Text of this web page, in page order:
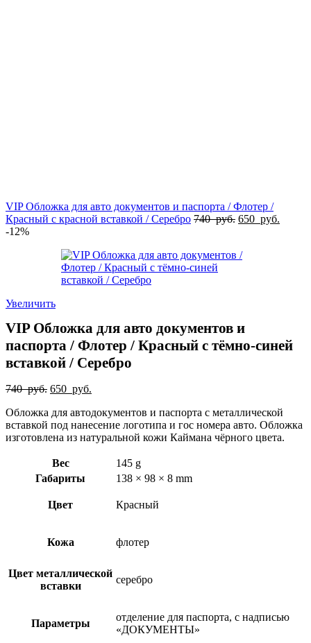
VIP Обложка для авто документов и паспорта / Флотер /
Красный с красной вставкой / Серебро 740руб. 650 руб.
-12%
Увеличить
VIP Обложка для авто документов и
паспорта / Флотер / Красный с тёмно-синей
вставкой / Серебро
740руб. 650 руб.
Обложка для автодокументов и паспорта с металлической
вставкой под нанесение логотипа и гос номера авто. Обложка
изготовлена из натуральной кожи Каймана чёрного цвета.
Вес
145 g
Габариты
138 × 98 × 8 mm
Цвет Красный
Кожа флотер
Цвет металлической
вставки
серебро
Параметры
отделение для паспорта, с надписью
«ДОКУМЕНТЫ»